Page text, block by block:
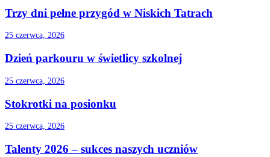
Trzy dni pełne przygód w Niskich Tatrach
25 czerwca, 2026
Dzień parkouru w świetlicy szkolnej
25 czerwca, 2026
Stokrotki na posionku
25 czerwca, 2026
Talenty 2026 – sukces naszych uczniów